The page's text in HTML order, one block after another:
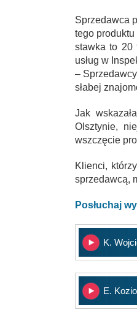
Sprzedawca
tego
stawka to 20
usług w
–
słabej
Jak wskazała
Olsztynie,
wszczęcie
Klienci,
sprzedawcą,
Posłuchaj
K.
E.